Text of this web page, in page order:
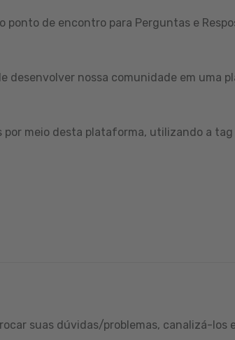
ponto de encontro para Perguntas e
desenvolver nossa comunidade em uma
meio desta plataforma, utilizando a tag
suas dúvidas/problemas, canalizá-los